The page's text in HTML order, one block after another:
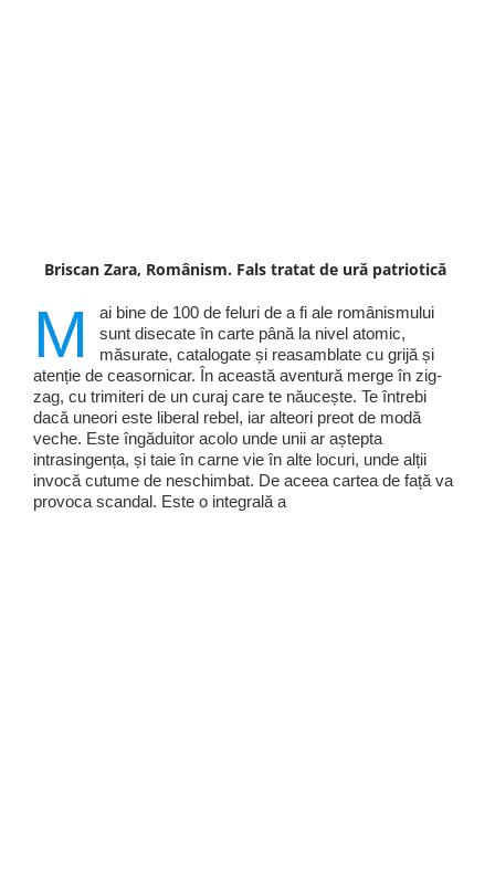
Briscan Zara, Românism. Fals tratat de ură patriotică
M
ai bine de 100 de feluri de a fi ale românismului
sunt disecate în carte până la nivel atomic,
măsurate, catalogate și reasamblate cu grijă și
atenție de ceasornicar. În această aventură merge în zig-
zag, cu trimiteri de un curaj care te năucește. Te întrebi
dacă uneori este liberal rebel, iar alteori preot de modă
veche. Este îngăduitor acolo unde unii ar aștepta
intrasingența, și taie în carne vie în alte locuri, unde alții
invocă cutume de neschimbat. De aceea cartea de față va
provoca scandal. Este o integrală a